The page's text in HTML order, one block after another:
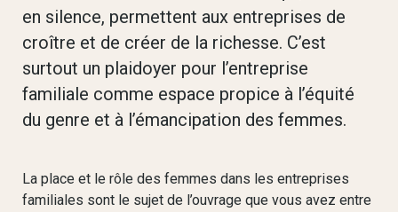
en silence, permettent aux entreprises de
croître et de créer de la richesse. C’est
surtout un plaidoyer pour l’entreprise
familiale comme espace propice à l’équité
du genre et à l’émancipation des femmes.
La place et le rôle des femmes dans les entreprises
familiales sont le sujet de l’ouvrage que vous avez entre